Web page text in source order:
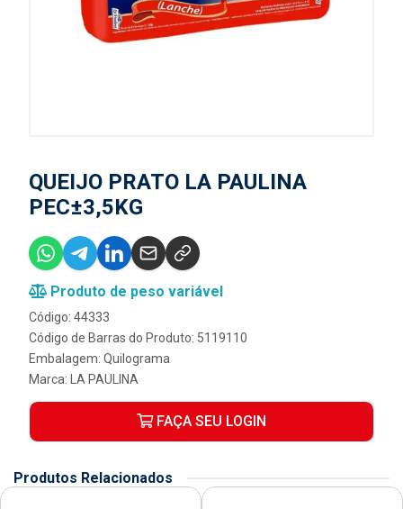
QUEIJO PRATO LA PAULINA
PEC±3,5KG
Produto de peso variável
Código: 44333
Código de Barras do Produto: 5119110
Embalagem: Quilograma
Marca:
LA PAULINA
FAÇA SEU LOGIN
Produtos Relacionados